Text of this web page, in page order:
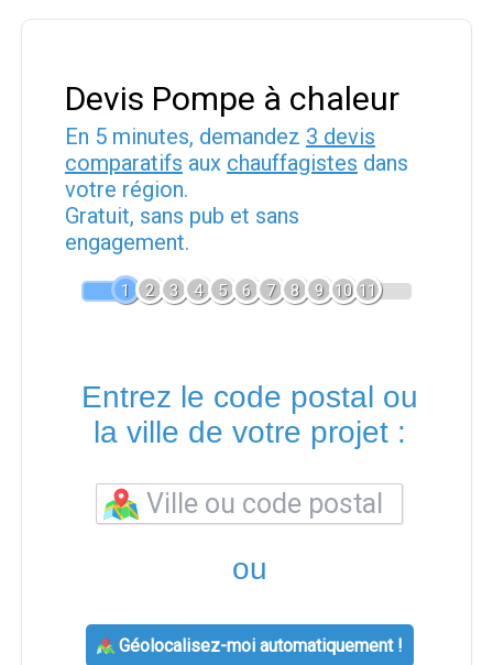
Devis Pompe à chaleur
En 5 minutes, demandez 3 devis
comparatifs aux chauffagistes dans
votre région.
Gratuit, sans pub et sans
engagement.
1 2 3 4 5 6 7 8 9 10 11
Entrez le code postal ou
la ville de votre projet :
ou
Géolocalisez-moi automatiquement !